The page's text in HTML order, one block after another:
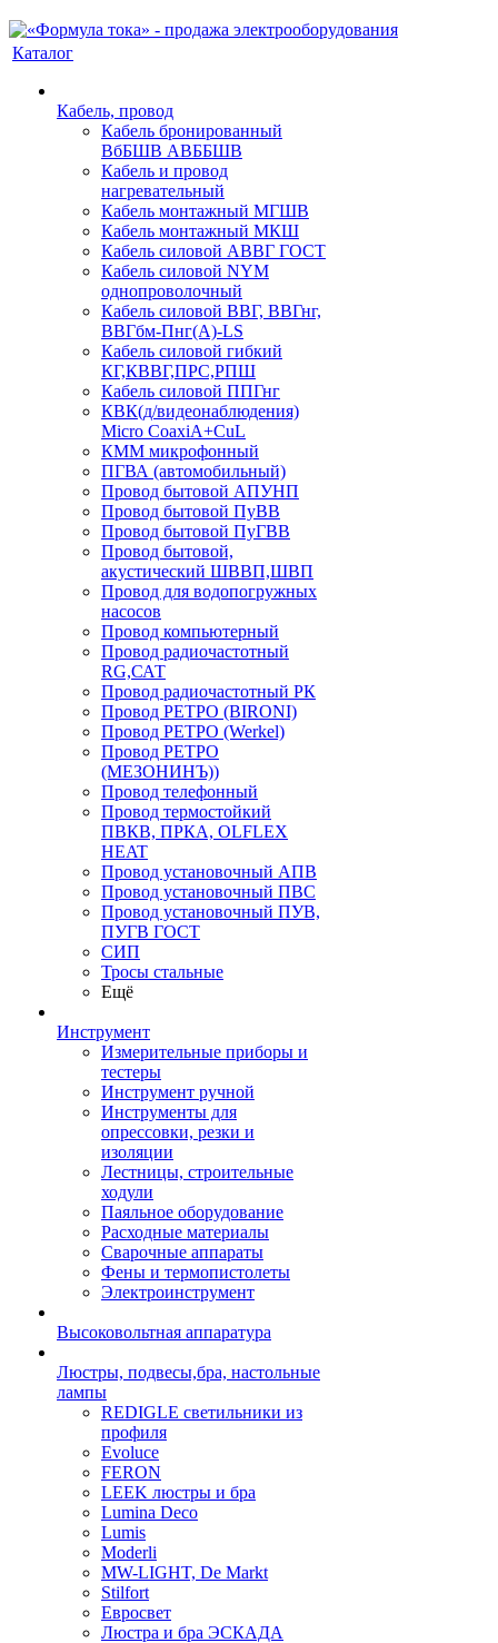
Каталог
Кабель, провод
Кабель бронированный
ВбБШВ АВББШВ
Кабель и провод
нагревательный
Кабель монтажный МГШВ
Кабель монтажный МКШ
Кабель силовой АВВГ ГОСТ
Кабель силовой NYM
однопроволочный
Кабель силовой ВВГ, ВВГнг,
ВВГбм-Пнг(А)-LS
Кабель силовой гибкий
КГ,КВВГ,ПРС,РПШ
Кабель силовой ППГнг
КВК(д/видеонаблюдения)
Micro CoaxiA+CuL
КММ микрофонный
ПГВА (автомобильный)
Провод бытовой АПУНП
Провод бытовой ПуВВ
Провод бытовой ПуГВВ
Провод бытовой,
акустический ШВВП,ШВП
Провод для водопогружных
насосов
Провод компьютерный
Провод радиочастотный
RG,САТ
Провод радиочастотный РК
Провод РЕТРО (BIRONI)
Провод РЕТРО (Werkel)
Провод РЕТРО
(МЕЗОНИНЪ))
Провод телефонный
Провод термостойкий
ПВКВ, ПРКА, OLFLEX
HEAT
Провод установочный АПВ
Провод установочный ПВС
Провод установочный ПУВ,
ПУГВ ГОСТ
СИП
Тросы стальные
Ещё
Инструмент
Измерительные приборы и
тестеры
Инструмент ручной
Инструменты для
опрессовки, резки и
изоляции
Лестницы, строительные
ходули
Паяльное оборудование
Расходные материалы
Сварочные аппараты
Фены и термопистолеты
Электроинструмент
Высоковольтная аппаратура
Люстры, подвесы,бра, настольные
лампы
REDIGLE светильники из
профиля
Evoluce
FERON
LEEK люстры и бра
Lumina Deco
Lumis
Moderli
MW-LIGHT, De Markt
Stilfort
Евросвет
Люстра и бра ЭСКАДА